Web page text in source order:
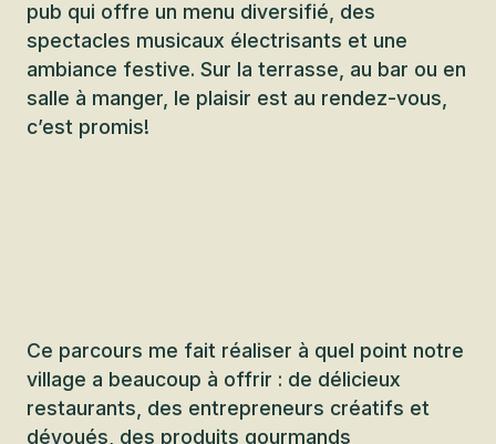
pub qui offre un menu diversifié, des
spectacles musicaux électrisants et une
ambiance festive. Sur la terrasse, au bar ou en
salle à manger, le plaisir est au rendez-vous,
c’est promis!
Ce parcours me fait réaliser à quel point notre
village a beaucoup à offrir : de délicieux
restaurants, des entrepreneurs créatifs et
dévoués, des produits gourmands